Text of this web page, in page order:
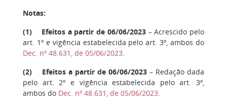
Notas:
(1) Efeitos a partir de 06/06/2023– Acrescido pelo
art. 1º e vigência estabelecida pelo art. 3º, ambos do
Dec. nº 48.631, de 05/06/2023.
(2) Efeitos a partir de 06/06/2023 – Redação dada
pelo art. 2º e vigência estabelecida pelo art. 3º,
ambos do Dec. nº 48.631, de 05/06/2023.